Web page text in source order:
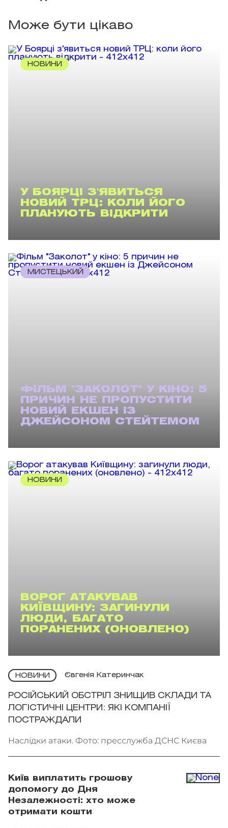
Може бути цікаво
НОВИНИ
У БОЯРЦІ З'ЯВИТЬСЯ
НОВИЙ ТРЦ: КОЛИ ЙОГО
ПЛАНУЮТЬ ВІДКРИТИ
МИСТЕЦЬКИЙ
ФІЛЬМ "ЗАКОЛОТ" У КІНО: 5
ПРИЧИН НЕ ПРОПУСТИТИ
НОВИЙ ЕКШЕН ІЗ
ДЖЕЙСОНОМ СТЕЙТЕМОМ
НОВИНИ
ВОРОГ АТАКУВАВ
КИЇВЩИНУ: ЗАГИНУЛИ
ЛЮДИ, БАГАТО
ПОРАНЕНИХ (ОНОВЛЕНО)
НОВИНИ Євгенія Катеринчак
РОСІЙСЬКИЙ ОБСТРІЛ ЗНИЩИВ СКЛАДИ ТА
ЛОГІСТИЧНІ ЦЕНТРИ: ЯКІ КОМПАНІЇ
ПОСТРАЖДАЛИ
Наслідки атаки. Фото: пресслужба ДСНС Києва
Київ виплатить грошову
допомогу до Дня
Незалежності: хто може
отримати кошти